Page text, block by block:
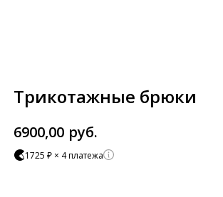
Трикотажные брюки
6900,00 руб.
1725 ₽ × 4 платежа